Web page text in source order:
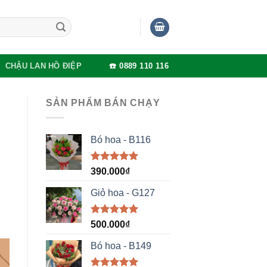
CHẬU LAN HỒ ĐIỆP ☎️ 0889 110 116
SẢN PHẨM BÁN CHẠY
Bó hoa - B116
Được xếp
5 sao
390.000₫
Giỏ hoa - G127
Được xếp
5 sao
500.000₫
Bó hoa - B149